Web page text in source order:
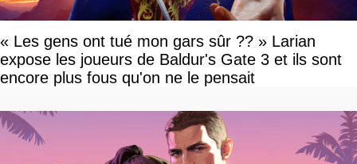
« Les gens ont tué mon gars sûr ?? » Larian
expose les joueurs de Baldur's Gate 3 et ils sont
encore plus fous qu'on ne le pensait